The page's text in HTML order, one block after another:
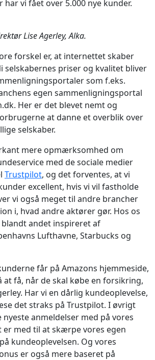
har vi fået over 5.000 nye kunder.
Lise Agerley, Alka.
forskel er, at internettet skaber
selskabernes priser og kvalitet bliver
som f.eks.
egen sammenligningsportal
Her er det blevet nemt og
at danne et overblik over
selskaber.
mere opmærksomhed om
med de sociale medier
Trustpilot, og det forventes, at vi
excellent, hvis vi vil fastholde
vi også meget til andre brancher
i, hvad andre aktører gør. Hos os
andet inspireret af
Lufthavne, Starbucks og
får på Amazons hjemmeside,
at få, når de skal købe en forsikring,
Har vi en dårlig kundeoplevelse,
det straks på Trustpilot. I øvrigt
nyeste anmeldelser med på vores
med til at skærpe vores egen
kundeoplevelsen. Og vores
er også mere baseret på